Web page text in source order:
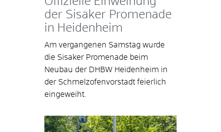
der Sisaker Promenade
in Heidenheim
Am vergangenen Samstag wurde
die Sisaker Promenade beim
Neubau der DHBW Heidenheim in
der Schmelzofenvorstadt feierlich
eingeweiht.